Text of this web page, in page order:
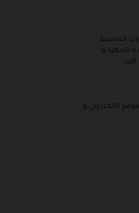
الماضية
الاجهزة و
.
المتوفرة في الموقع الالكتروني و